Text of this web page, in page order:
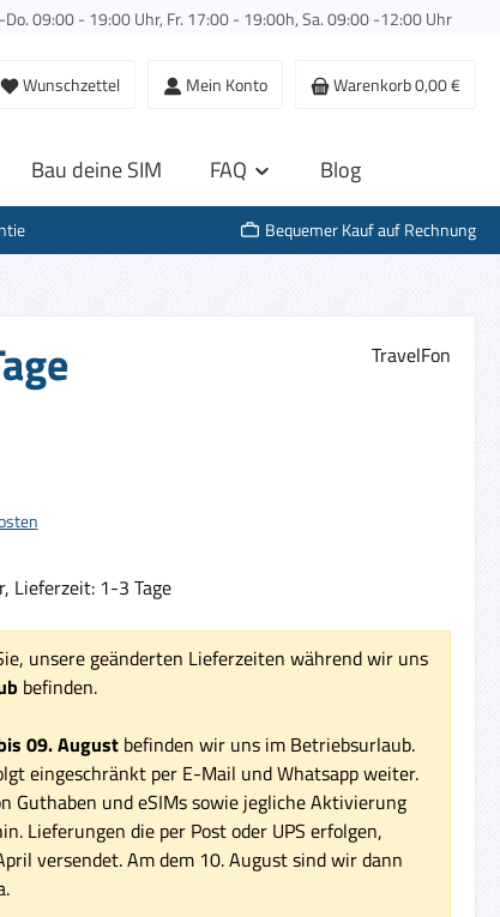
Do. 09:00 - 19:00 Uhr, Fr. 17:00 - 19:00h, Sa. 09:00 -12:00 Uhr
Wunschzettel Mein Konto Warenkorb0,00 €
Bau deine SIM FAQ Blog
Bequemer Kauf auf Rechnung
TravelFon
Lieferzeit: 1-3 Tage
unsere geänderten Lieferzeiten während wir uns
befinden.
09. Augustbefinden wir uns im Betriebsurlaub.
eingeschränkt per E-Mail und Whatsapp weiter.
Guthaben und eSIMs sowie jegliche Aktivierung
Lieferungen die per Post oder UPS erfolgen,
versendet. Am dem 10. August sind wir dann